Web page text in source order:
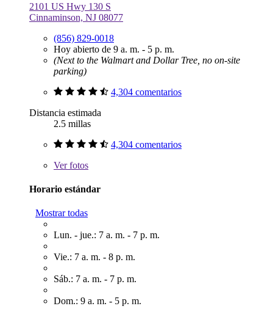
2101 US Hwy 130 S
Cinnaminson, NJ 08077
(856) 829-0018
Hoy abierto de 9 a. m. - 5 p. m.
(Next to the Walmart and Dollar Tree, no on-site
parking)
4,304 comentarios
Distancia estimada
2.5 millas
4,304 comentarios
Verfotos
Horario estándar
Mostrar todas
Lun. - jue.: 7 a. m. - 7 p. m.
Vie.: 7 a. m. - 8 p. m.
Sáb.: 7 a. m. - 7 p. m.
Dom.: 9 a. m. - 5 p. m.